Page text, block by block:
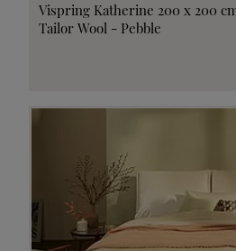
Vispring Katherine 200 x 200
Tailor Wool - Pebble